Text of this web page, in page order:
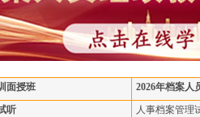
面授班 2026年档案人
听 人事档案管理